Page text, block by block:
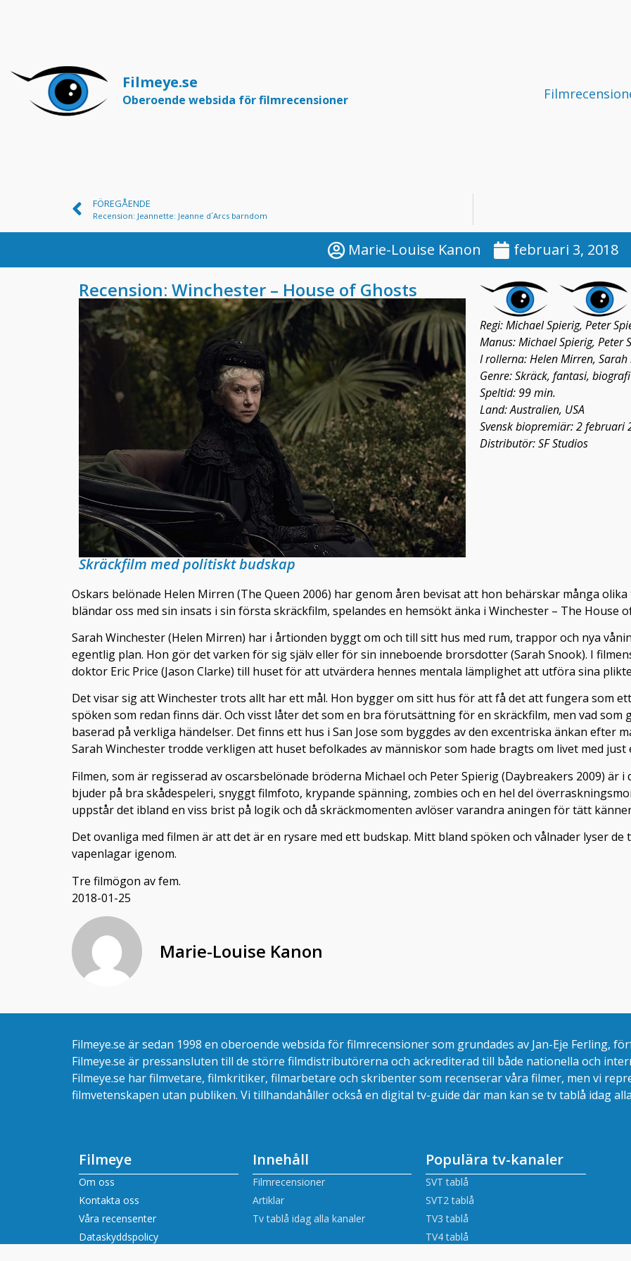
Filmeye.se
Oberoende websida för filmrecensioner
FÖREGÅENDE
Recension: Jeannette: Jeanne d´Arcs barndom
Marie-Louise Kanon februari 3, 2018
Recension: Winchester – House of Ghosts
Skräckfilm med politiskt budskap
Regi: Michael Spierig, Peter
Manus: Michael Spierig, Peter
I rollerna: Helen Mirren, Sarah
Genre: Skräck, fantasi, biografi
Speltid: 99 min.
Land: Australien, USA
Svensk biopremiär: 2 februari
Distributör: SF Studios
Oskars belönade Helen Mirren (The Queen 2006) har genom åren bevisat att hon behärskar många
bländar oss med sin insats i sin första skräckfilm, spelandes en hemsökt änka i Winchester – The House
Sarah Winchester (Helen Mirren) har i årtionden byggt om och till sitt hus med rum, trappor och nya
egentlig plan. Hon gör det varken för sig själv eller för sin inneboende brorsdotter (Sarah Snook). I
doktor Eric Price (Jason Clarke) till huset för att utvärdera hennes mentala lämplighet att utföra sina
Det visar sig att Winchester trots allt har ett mål. Hon bygger om sitt hus för att få det att fungera som
spöken som redan finns där. Och visst låter det som en bra förutsättning för en skräckfilm, men vad
baserad på verkliga händelser. Det finns ett hus i San Jose som byggdes av den excentriska änkan efter
Sarah Winchester trodde verkligen att huset befolkades av människor som hade bragts om livet med just
Filmen, som är regisserad av oscarsbelönade bröderna Michael och Peter Spierig (Daybreakers 2009) är
bjuder på bra skådespeleri, snyggt filmfoto, krypande spänning, zombies och en hel del
uppstår det ibland en viss brist på logik och då skräckmomenten avlöser varandra aningen för tätt
Det ovanliga med filmen är att det är en rysare med ett budskap. Mitt bland spöken och vålnader lyser
vapenlagar igenom.
Tre filmögon av fem.
2018-01-25
Marie-Louise Kanon
Filmeye.se är sedan 1998 en oberoende websida för filmrecensioner som grundades av Jan-Eje Ferling,
Filmeye.se är pressansluten till de större filmdistributörerna och ackrediterad till både nationella och
Filmeye.se har filmvetare, filmkritiker, filmarbetare och skribenter som recenserar våra filmer, men vi
filmvetenskapen utan publiken. Vi tillhandahåller också en digital tv-guide där man kan se tv tablå idag
Filmeye
Om oss
Kontakta oss
Våra recensenter
Dataskyddspolicy
Innehåll
Filmrecensioner
Artiklar
Tv tablå idag alla kanaler
Populära tv-kanaler
SVT tablå
SVT2 tablå
TV3 tablå
TV4 tablå